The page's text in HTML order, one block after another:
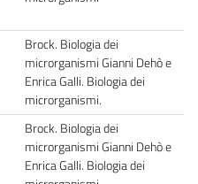
Brock. Biologia dei
microrganismi Gianni Dehò e
Enrica Galli. Biologia dei
microrganismi.
Brock. Biologia dei
microrganismi Gianni Dehò e
Enrica Galli. Biologia dei